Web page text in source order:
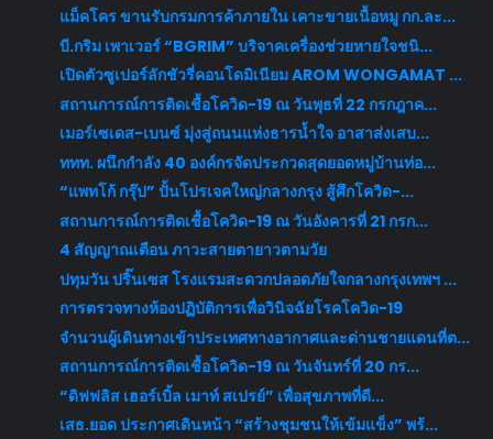
แม็คโคร ขานรับกรมการค้าภายใน เคาะขายเนื้อหมู กก.ละ...
บี.กริม เพาเวอร์ “BGRIM” บริจาคเครื่องช่วยหายใจชนิ...
เปิดตัวซูเปอร์ลักชัวรี่คอนโดมิเนียม AROM WONGAMAT ...
สถานการณ์การติดเชื้อโควิด-19 ณ วันพุธที่ 22 กรกฎาค...
เมอร์เซเดส-เบนซ์ มุ่งสู่ถนนแห่งธารน้ำใจ อาสาส่งเสบ...
ททท. ผนึกกำลัง 40 องค์กรจัดประกวดสุดยอดหมู่บ้านท่อ...
“แพทโก้ กรุ๊ป” ปั้นโปรเจคใหญ่กลางกรุง สู้ศึกโควิด-...
สถานการณ์การติดเชื้อโควิด-19 ณ วันอังคารที่ 21 กรก...
4 สัญญาณเตือน ภาวะสายตายาวตามวัย
ปทุมวัน ปริ๊นเซส โรงแรมสะดวกปลอดภัยใจกลางกรุงเทพฯ ...
การตรวจทางห้องปฏิบัติการเพื่อวินิจฉัยโรคโควิด-19
จำนวนผู้เดินทางเข้าประเทศทางอากาศและด่านชายแดนที่ต...
สถานการณ์การติดเชื้อโควิด-19 ณ วันจันทร์ที่ 20 กร...
“ดิฟฟลิส เฮอร์เบิ้ล เมาท์ สเปรย์” เพื่อสุขภาพที่ดี...
เสธ.ยอด ประกาศเดินหน้า “สร้างชุมชนให้เข้มแข็ง” พร้...